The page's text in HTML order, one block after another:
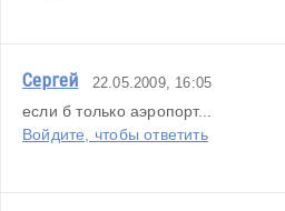
Сергей 22.05.2009, 16:05
если б только аэропорт...
Войдите, чтобы ответить